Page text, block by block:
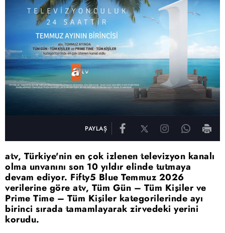
PAYLAŞ
atv, Türkiye'nin en çok izlenen televizyon kanalı
olma unvanını son 10 yıldır elinde tutmaya
devam ediyor. Fifty5 Blue Temmuz 2026
verilerine göre atv, Tüm Gün – Tüm Kişiler ve
Prime Time – Tüm Kişiler kategorilerinde ayı
birinci sırada tamamlayarak zirvedeki yerini
korudu.